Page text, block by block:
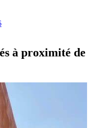
à proximité de